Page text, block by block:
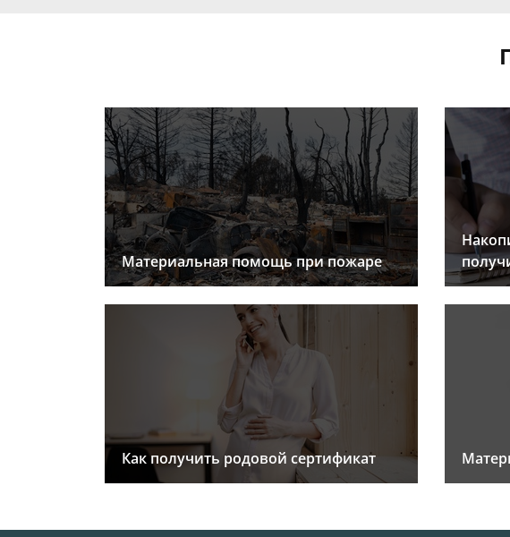
Материальная помощь при пожаре
Как получить родовой сертификат